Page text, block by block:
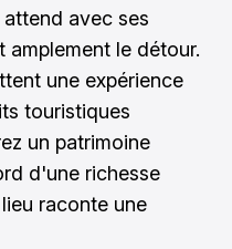
avec ses
amplement le détour.
une expérience
touristiques
un patrimoine
d'une richesse
raconte une